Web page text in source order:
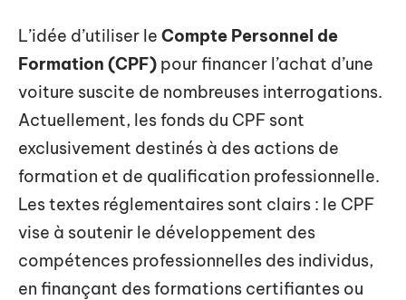
L’idée d’utiliser le Compte Personnel de
Formation (CPF) pour financer l’achat d’une
voiture suscite de nombreuses interrogations.
Actuellement, les fonds du CPF sont
exclusivement destinés à des actions de
formation et de qualification professionnelle.
Les textes réglementaires sont clairs : le CPF
vise à soutenir le développement des
compétences professionnelles des individus,
en finançant des formations certifiantes ou